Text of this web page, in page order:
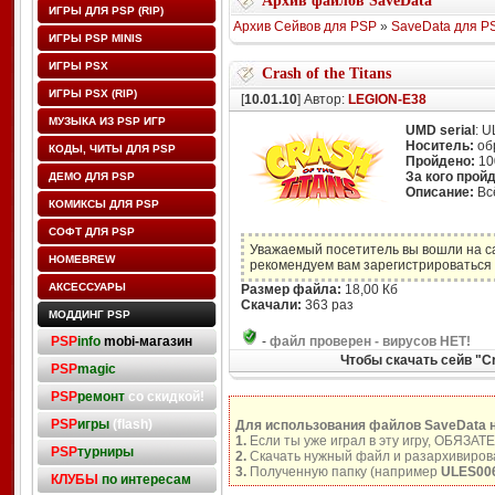
ИГРЫ ДЛЯ PSP (RIP)
ИГРЫ PSP MINIS
ИГРЫ PSX
ИГРЫ PSX (RIP)
МУЗЫКА ИЗ PSP ИГР
КОДЫ, ЧИТЫ ДЛЯ PSP
ДЕМО ДЛЯ PSP
КОМИКСЫ ДЛЯ PSP
СОФТ ДЛЯ PSP
HOMEBREW
АКСЕССУАРЫ
МОДДИНГ PSP
PSPinfo mobi-магазин
PSPmagic
PSPремонтсо скидкой!
PSPигры(flash)
PSPтурниры
КЛУБЫ по интересам
Архив Сейвов для PSP» SaveData для
Crash of the Titans
[10.01.10] Автор: LEGION-E38
UMD serial :
Носитель:
Пройдено:
За кого
Описание:
Уважаемый посетитель вы вошли на
рекомендуем вам
Размер файла: 18,00 Кб
Скачали: 363 раз
- файл проверен - вирусов НЕТ!
Чтобы скачать сейв
Для использования файлов SaveData
1.Если ты уже играл в эту игру,
2.Скачать нужный файл и
3.Полученную папку (например